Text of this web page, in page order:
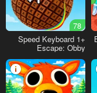
78
+1 Speed Keyboard
Escape: Obby